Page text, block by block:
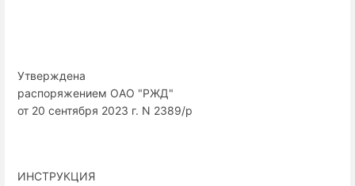
Утверждена
распоряжением ОАО "РЖД"
от 20 сентября 2023 г. N 2389/р
ИНСТРУКЦИЯ